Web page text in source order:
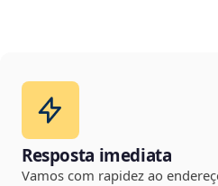
Resposta imediata
Vamos com rapidez ao